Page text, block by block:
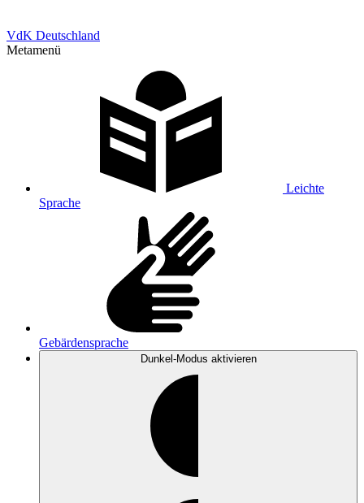
VdK Deutschland
Metamenü
Leichte
Sprache
Gebärdensprache
Dunkel-Modus aktivieren